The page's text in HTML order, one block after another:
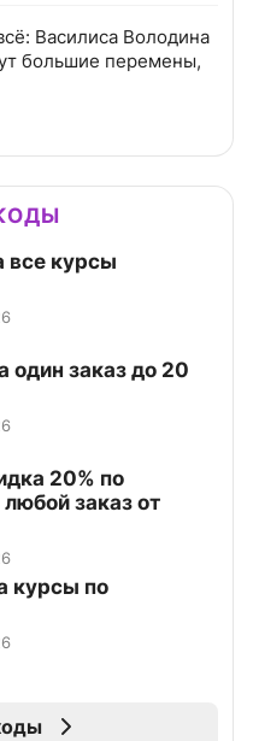
Василиса Володина
большие перемены,
все курсы
один заказ до 20
20% по
заказ от
курсы по